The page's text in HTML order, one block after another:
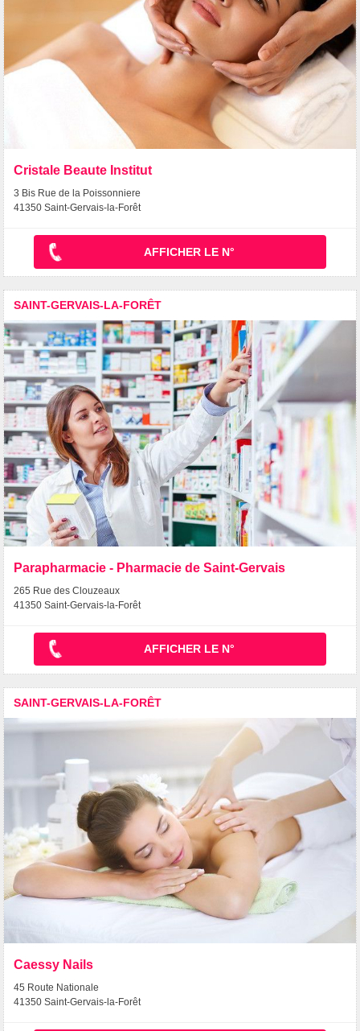
Cristale Beaute Institut
3 Bis Rue de la Poissonniere
41350 Saint-Gervais-la-Forêt
AFFICHER LE N°
SAINT-GERVAIS-LA-FORÊT
Parapharmacie - Pharmacie de Saint-Gervais
265 Rue des Clouzeaux
41350 Saint-Gervais-la-Forêt
AFFICHER LE N°
SAINT-GERVAIS-LA-FORÊT
Caessy Nails
45 Route Nationale
41350 Saint-Gervais-la-Forêt